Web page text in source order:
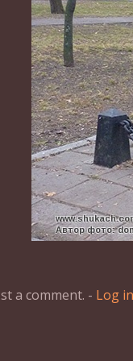
a comment. - Log in